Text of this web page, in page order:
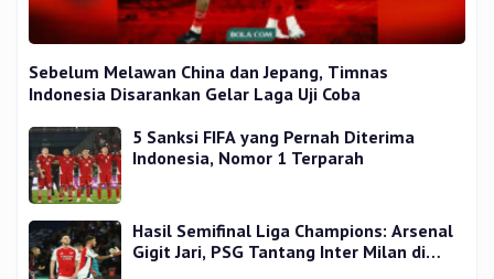
Sebelum Melawan China dan Jepang, Timnas
Indonesia Disarankan Gelar Laga Uji Coba
5 Sanksi FIFA yang Pernah Diterima
Indonesia, Nomor 1 Terparah
Hasil Semifinal Liga Champions: Arsenal
Gigit Jari, PSG Tantang Inter Milan di